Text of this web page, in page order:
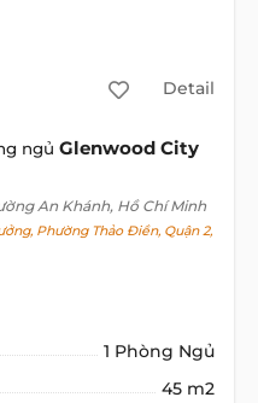
Detail
ngủ Glenwood City
An Khánh, Hồ Chí Minh
Phường Thảo Điền, Quận 2,
1 Phòng Ngủ
45 m2